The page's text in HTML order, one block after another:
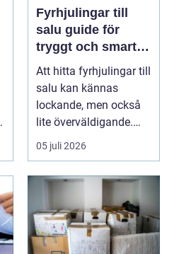
Fyrhjulingar till
salu guide för
tryggt och smart
köp
Att hitta fyrhjulingar till
salu kan kännas
lockande, men också
lite överväldigande.
Utbudet är stor...
05 juli 2026